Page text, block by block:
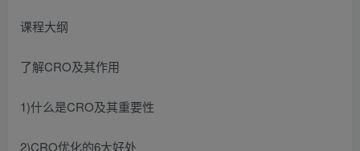
课程大纲
了解CRO及其作用
1)什么是CRO及其重要性
2)CRO优化的6大好处